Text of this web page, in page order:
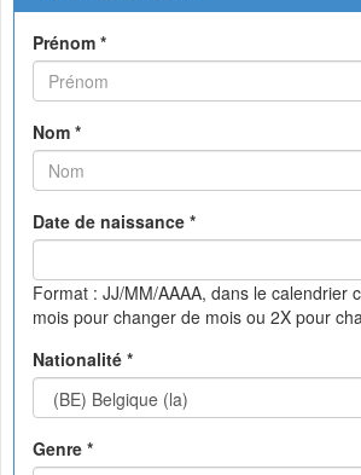
Prénom *
Nom *
Date de naissance *
Format : JJ/MM/AAAA, dans le calendrier
mois pour changer de mois ou 2X pour
Nationalité *
Genre *